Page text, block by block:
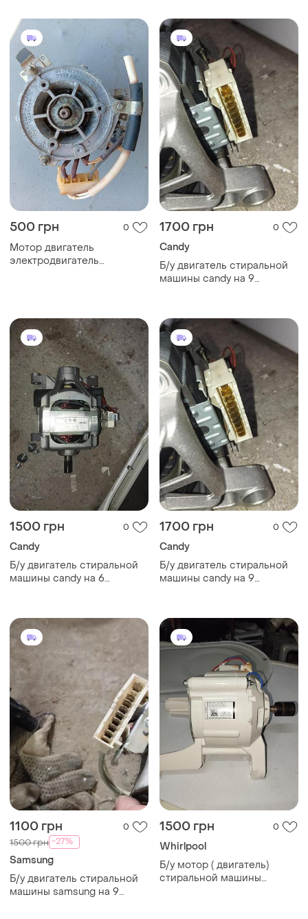
500 грн 0
Мотор двигатель
электродвигатель
1700 грн 0
Candy
Б/у двигатель стиральной
машины candy на 9
1500 грн 0
Candy
Б/у двигатель стиральной
машины candy на 6
1700 грн 0
Candy
Б/у двигатель стиральной
машины candy на 9
1100 грн 0
1500 грн -27%
Samsung
Б/у двигатель стиральной
машины samsung на 9
1500 грн 0
Whirlpool
Б/у мотор ( двигатель)
стиральной машины